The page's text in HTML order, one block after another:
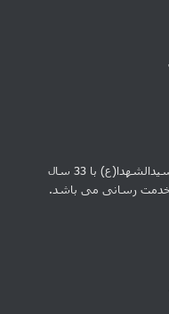
موسسه فرهنگی آموزشی امام حسین سیدالشهدا(ع) با 33 سال